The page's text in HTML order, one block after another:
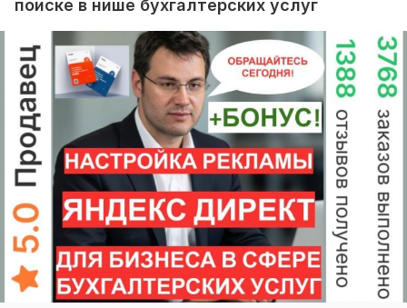
поиске в нише бухгалтерских услуг